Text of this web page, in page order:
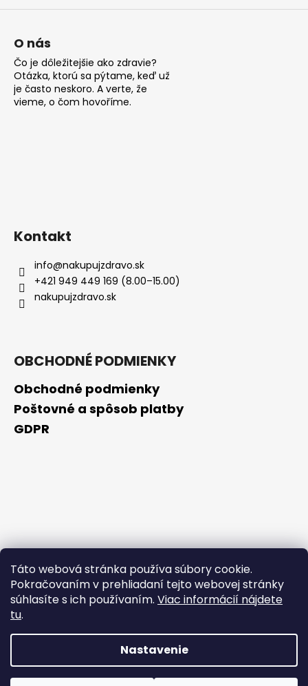
Táto webová stránka používa súbory cookie.
Pokračovaním v prehliadaní tejto webovej stránky
súhlasíte s ich používaním. Viac informácií nájdete
tu.
Nastavenie
Počas horúcich dní neodporúčame doručenie do
O nás
Čo je dôležitejšie ako zdravie?
Otázka, ktorú sa pýtame, keď už
je často neskoro. A verte, že
vieme, o čom hovoříme.
Kontakt
info@nakupujzdravo.sk
+421 949 449 169 (8.00–15.00)
nakupujzdravo.sk
OBCHODNÉ PODMIENKY
Obchodné podmienky
Poštovné a spôsob platby
GDPR
Copyright 2026NAKUPUJZDRAVO.SK. Všetky práva